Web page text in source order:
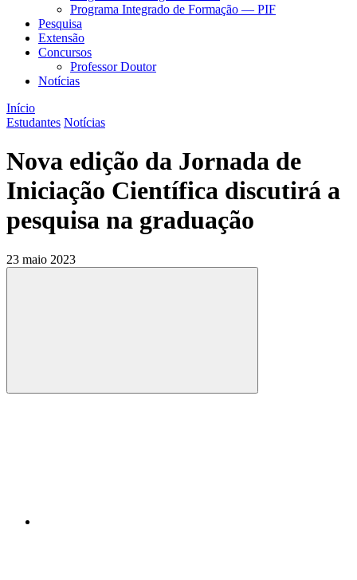
Programa Integrado de Formação — PIF
Pesquisa
Extensão
Concursos
Professor Doutor
Notícias
Início
Estudantes Notícias
Nova edição da Jornada de
Iniciação Científica discutirá a
pesquisa na graduação
23 maio 2023
Compartilhar